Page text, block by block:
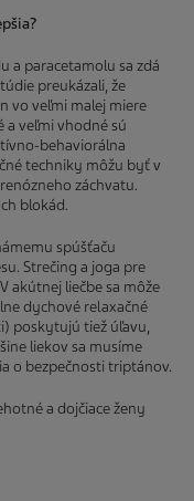
a paracetamolu sa zdá
preukázali, že
vo veľmi malej miere
a veľmi vhodné sú
behaviorálna
techniky môžu byť v
záchvatu.
blokád.
spúšťaču
Strečing a joga pre
akútnej liečbe sa môže
dychové relaxačné
poskytujú tiež úľavu,
liekov sa musíme
o bezpečnosti triptánov.
a dojčiace ženy